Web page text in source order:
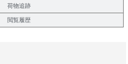
荷物追跡
閲覧履歴